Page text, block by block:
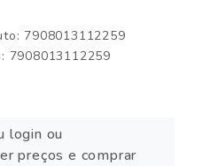
7908013112259
7908013112259
login ou
preços e comprar